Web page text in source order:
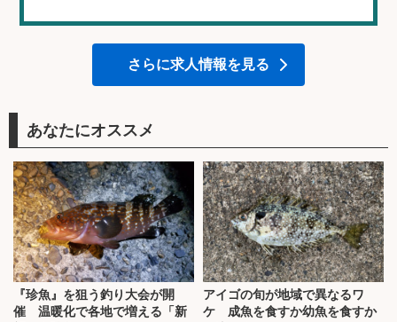
さらに求人情報を見る
あなたにオススメ
『珍魚』を狙う釣り大会が開
催 温暖化で各地で増える「新
アイゴの旬が地域で異なるワ
ケ 成魚を食すか幼魚を食すか